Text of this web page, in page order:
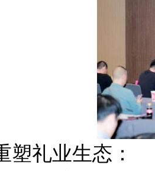
礼业生态：